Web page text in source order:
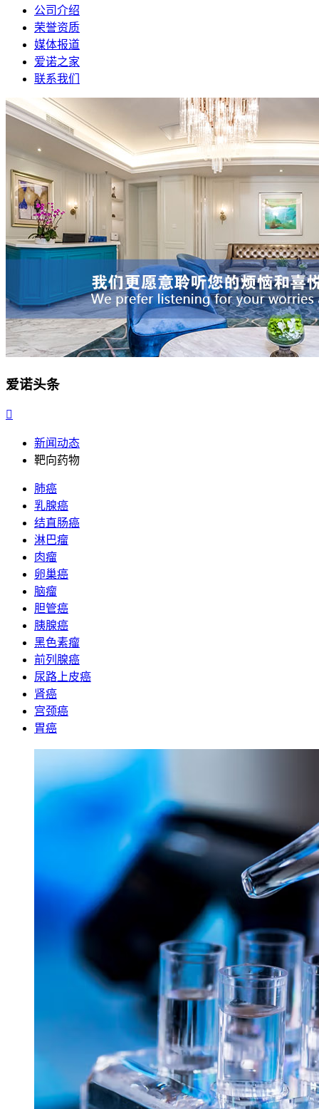
公司介绍
荣誉资质
媒体报道
爱诺之家
联系我们
爱诺头条

新闻动态
靶向药物
肺癌
乳腺癌
结直肠癌
淋巴瘤
肉瘤
卵巢癌
脑瘤
胆管癌
胰腺癌
黑色素瘤
前列腺癌
尿路上皮癌
肾癌
宫颈癌
胃癌